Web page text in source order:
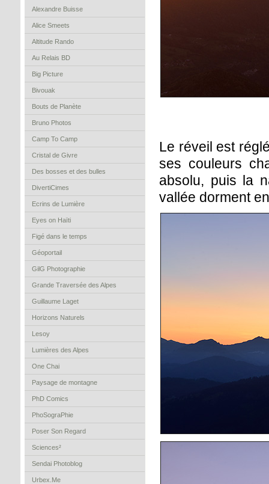
Alexandre Buisse
Alice Smeets
Altitude Rando
Au Relais BD
Big Picture
Bivouak
Bouts de Planète
Bruno Photos
Camp To Camp
Cristal de Givre
Des bosses et des bulles
DivertiCimes
Ecrins de Lumière
Eyes on Haïti
Figé dans le temps
Géoportail
GilG Photographie
Grande Traversée des Alpes
Guillaume Laget
Horizons Naturels
Lesoy
Lumières des Alpes
One Chai
Paysage de montagne
PhD Comics
PhoSograPhie
Poser Son Regard
Sciences²
Sendai Photoblog
Urbex.Me
Le réveil est
ses couleurs
absolu, puis la
vallée dorment